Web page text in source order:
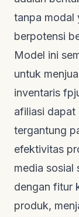
tanpa modal
berpotensi
Model ini
untuk
inventaris
afiliasi dapat
tergantung
efektivitas
media sosial
dengan fitur
produk,